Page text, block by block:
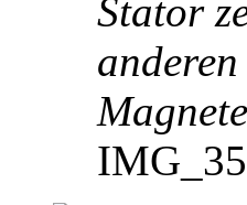
Stator